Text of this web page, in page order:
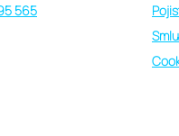
Špičková
565